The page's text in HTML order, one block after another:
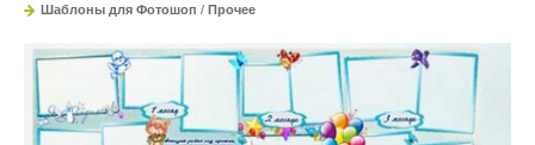
Шаблоны для Фотошоп / Прочее